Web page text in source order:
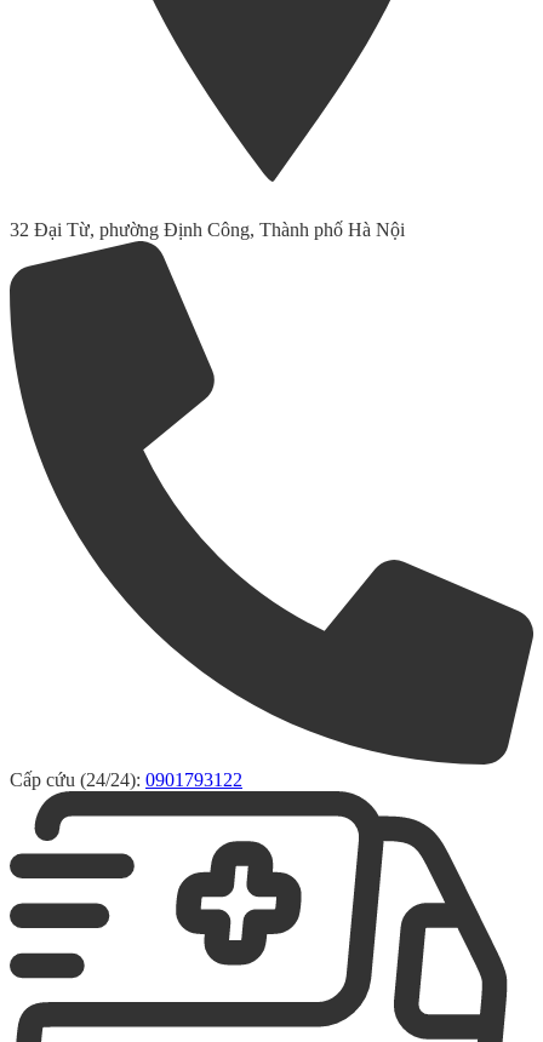
32 Đại Từ, phường Định Công, Thành phố Hà Nội
Cấp cứu (24/24): 0901793122